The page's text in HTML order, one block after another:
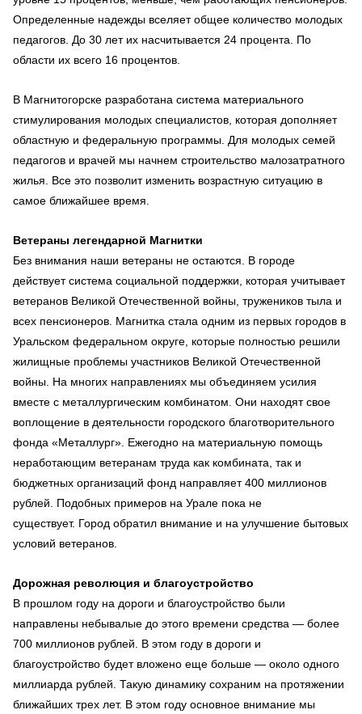
Определенные надежды вселяет общее количество молодых
педагогов. До 30 лет их насчитывается 24 процента. По
области их всего 16 процентов.
В Магнитогорске разработана система материального
стимулирования молодых специалистов, которая дополняет
областную и федеральную программы. Для молодых семей
педагогов и врачей мы начнем строительство малозатратного
жилья. Все это позволит изменить возрастную ситуацию в
самое ближайшее время.
Ветераны легендарной Магнитки
Без внимания наши ветераны не остаются. В городе
действует система социальной поддержки, которая учитывает
ветеранов Великой Отечественной войны, тружеников тыла и
всех пенсионеров. Магнитка стала одним из первых городов в
Уральском федеральном округе, которые полностью решили
жилищные проблемы участников Великой Отечественной
войны. На многих направлениях мы объединяем усилия
вместе с металлургическим комбинатом. Они находят свое
воплощение в деятельности городского благотворительного
фонда «Металлург». Ежегодно на материальную помощь
неработающим ветеранам труда как комбината, так и
бюджетных организаций фонд направляет 400 миллионов
рублей. Подобных примеров на Урале пока не
существует. Город обратил внимание и на улучшение бытовых
условий ветеранов.
Дорожная революция и благоустройство
В прошлом году на дороги и благоустройство были
направлены небывалые до этого времени средства — более
700 миллионов рублей. В этом году в дороги и
благоустройство будет вложено еще больше — около одного
миллиарда рублей. Такую динамику сохраним на протяжении
ближайших трех лет. В этом году основное внимание мы